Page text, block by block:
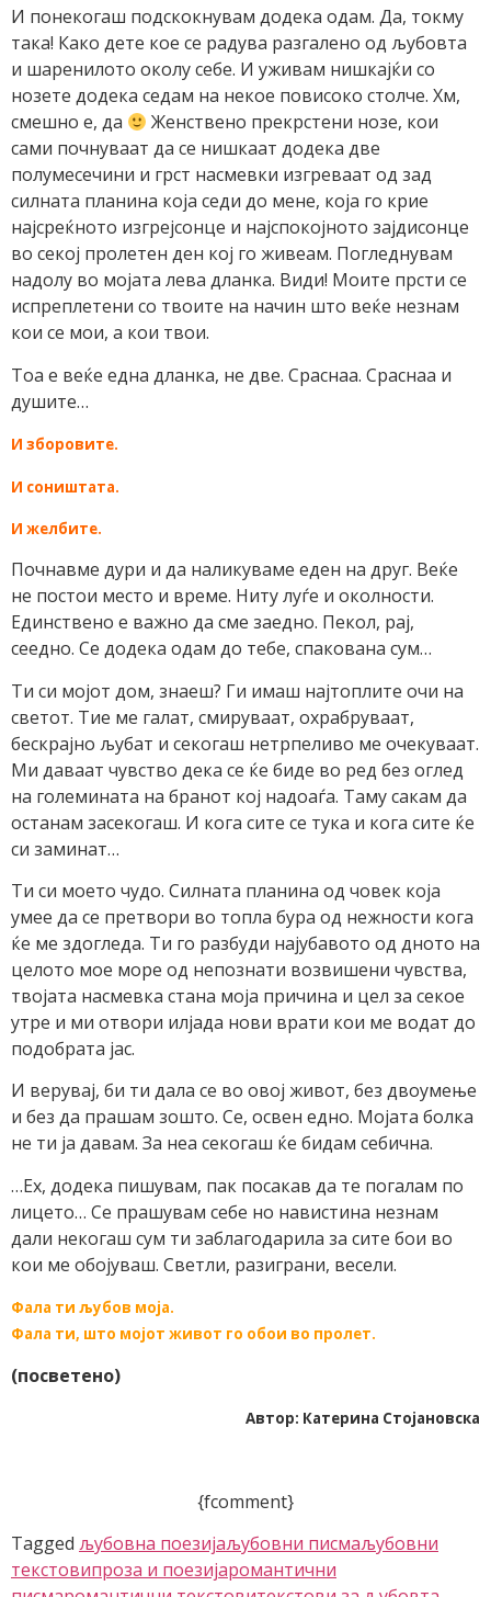
И понекогаш подскокнувам додека одам. Да, токму
така! Како дете кое се радува разгалено од љубовта
и шаренилото околу себе. И уживам нишкајќи со
нозете додека седам на некое повисоко столче. Хм,
смешно е, да
Женствено прекрстени нозе, кои
сами почнуваат да се нишкаат додека две
полумесечини и грст насмевки изгреваат од зад
силната планина која седи до мене, која го крие
најсреќното изгрејсонце и најспокојното зајдисонце
во секој пролетен ден кој го живеам. Погледнувам
надолу во мојата лева дланка. Види! Моите прсти се
испреплетени со твоите на начин што веќе незнам
кои се мои, а кои твои.
Тоа е веќе една дланка, не две. Сраснаа. Сраснаа и
душите…
И зборовите.
И соништата.
И желбите.
Почнавме дури и да наликуваме еден на друг. Веќе
не постои место и време. Ниту луѓе и околности.
Единствено е важно да сме заедно. Пекол, рај,
сеедно. Се додека одам до тебе, спакована сум…
Ти си мојот дом, знаеш? Ги имаш најтоплите очи на
светот. Тие ме галат, смируваат, охрабруваат,
бескрајно љубат и секогаш нетрпеливо ме очекуваат.
Ми даваат чувство дека се ќе биде во ред без оглед
на големината на бранот кој надоаѓа. Таму сакам да
останам засекогаш. И кога сите се тука и кога сите ќе
си заминат…
Ти си моето чудо. Силната планина од човек која
умее да се претвори во топла бура од нежности кога
ќе ме здогледа. Ти го разбуди најубавото од дното на
целото мое море од непознати возвишени чувства,
твојата насмевка стана моја причина и цел за секое
утре и ми отвори илјада нови врати кои ме водат до
подобрата јас.
И верувај, би ти дала се во овој живот, без двоумење
и без да прашам зошто. Се, освен едно. Мојата болка
не ти ја давам. За неа секогаш ќе бидам себична.
…Ех, додека пишувам, пак посакав да те погалам по
лицето… Се прашувам себе но навистина незнам
дали некогаш сум ти заблагодарила за сите бои во
кои ме обојуваш. Светли, разиграни, весели.
Фала ти љубов моја.
Фала ти, што мојот живот го обои во пролет.
(посветено)
Автор: Катерина Стојановска
{fcomment}
Tagged љубовна поезијаљубовни писмаљубовни
текстовипроза и поезијаромантични